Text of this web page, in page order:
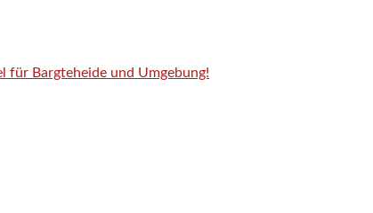
für Bargteheide und Umgebung!